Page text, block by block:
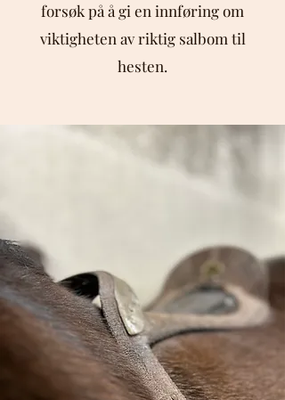
forsøk på å gi en innføring om
viktigheten av riktig salbom til
hesten.